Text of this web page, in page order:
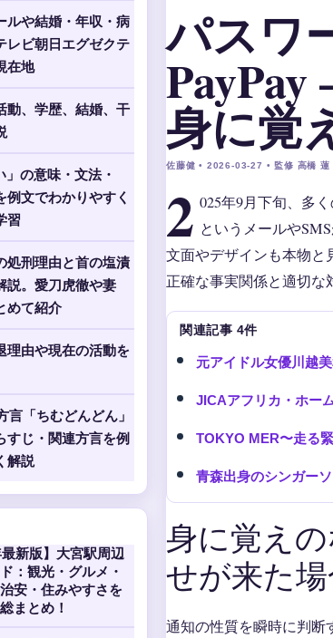
パスワ
PayPay
身に覚
佐藤健 • 2026-03-27 • 監修 高橋 蓮
2 025年9月下旬、多
というメールや
文面やデザインも本物と
正確な事実関係と適切な
関連記事 4件
元アイドル女優川越
JICAアフリカ・ホー
TOKYO MER〜走る
青森出身のシンガー
身に覚え
せが来た
通知の性質を瞬時に判断
ルや結婚・年収・病
レビ朝日エグゼクテ
在地
動、学歴、結婚、干
」の意味・文法・
例文でわかりやすく
習
処刑理由と首の塩漬
説。愛刀虎徹や妻
めて紹介
理由や現在の活動を
言「ちむどんどん」
すじ・関連方言を例
解説
最新版】大宮駅周辺
：観光・グルメ・
安・住みやすさを
まとめ！